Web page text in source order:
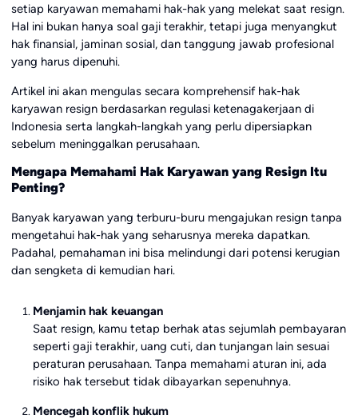
setiap karyawan memahami hak-hak yang melekat saat resign.
Hal ini bukan hanya soal gaji terakhir, tetapi juga menyangkut
hak finansial, jaminan sosial, dan tanggung jawab profesional
yang harus dipenuhi.
Artikel ini akan mengulas secara komprehensif hak-hak
karyawan resign berdasarkan regulasi ketenagakerjaan di
Indonesia serta langkah-langkah yang perlu dipersiapkan
sebelum meninggalkan perusahaan.
Mengapa Memahami Hak Karyawan yang Resign Itu
Penting?
Banyak karyawan yang terburu-buru mengajukan resign tanpa
mengetahui hak-hak yang seharusnya mereka dapatkan.
Padahal, pemahaman ini bisa melindungi dari potensi kerugian
dan sengketa di kemudian hari.
Menjamin hak keuangan
Saat resign, kamu tetap berhak atas sejumlah pembayaran
seperti gaji terakhir, uang cuti, dan tunjangan lain sesuai
peraturan perusahaan. Tanpa memahami aturan ini, ada
risiko hak tersebut tidak dibayarkan sepenuhnya.
Mencegah konflik hukum